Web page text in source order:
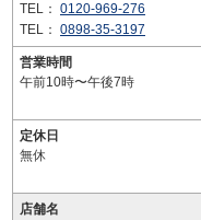
TEL： 0120-969-276
TEL： 0898-35-3197
営業時間
午前10時〜午後7時
定休日
無休
店舗名